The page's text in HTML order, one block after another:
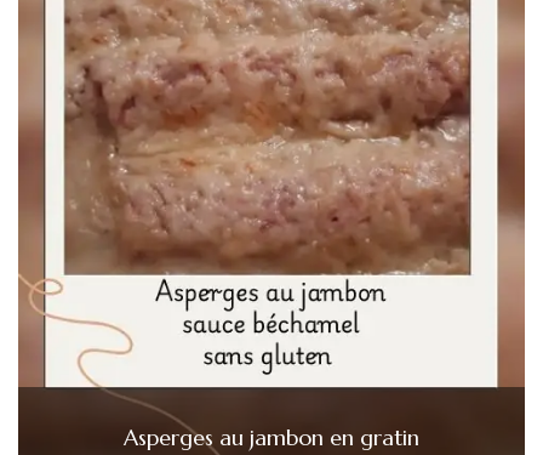
Asperges au jambon en gratin